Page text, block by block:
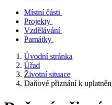
Místní části
Projekty
Vzdělávání
Památky
Úvodní stránka
Úřad
Životní situace
Daňové přiznání k